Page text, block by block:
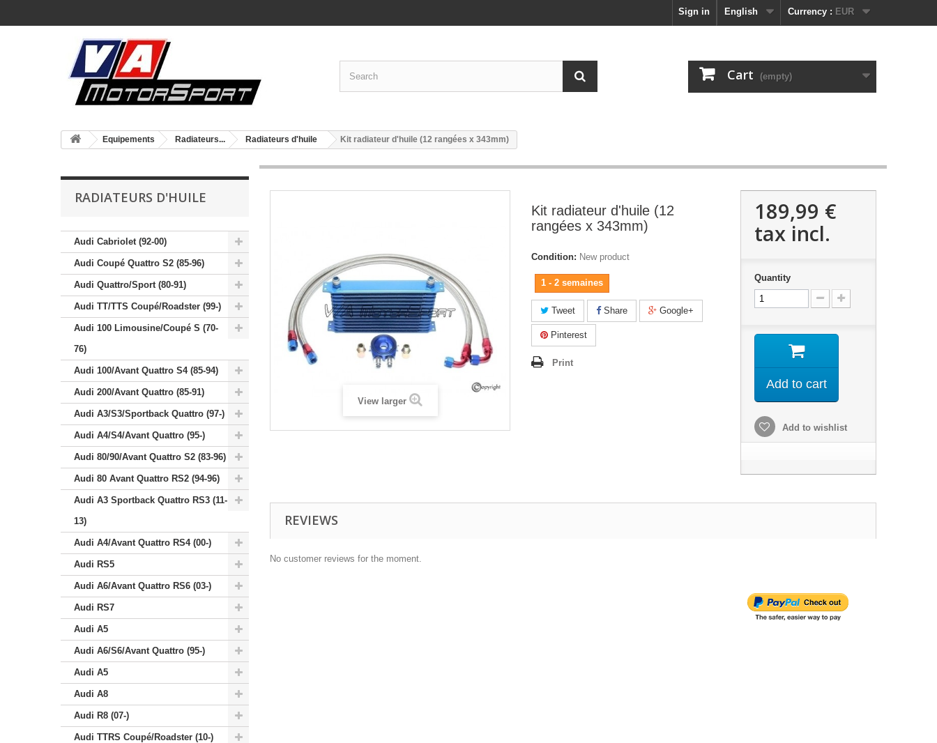
Currency : EUR
English
Sign in
Cart (empty)
Equipements Radiateurs... Radiateurs d'huile Kit radiateur d'huile (12 rangées x 343mm)
RADIATEURS D'HUILE
Audi Cabriolet (92-00)
Audi Coupé Quattro S2 (85-96)
Audi Quattro/Sport (80-91)
Audi TT/TTS Coupé/Roadster (99-)
Audi 100 Limousine/Coupé S (70-
76)
Audi 100/Avant Quattro S4 (85-94)
Audi 200/Avant Quattro (85-91)
Audi A3/S3/Sportback Quattro (97-)
Audi A4/S4/Avant Quattro (95-)
Audi 80/90/Avant Quattro S2 (83-96)
Audi 80 Avant Quattro RS2 (94-96)
Audi A3 Sportback Quattro RS3 (11-
13)
Audi A4/Avant Quattro RS4 (00-)
Audi RS5
Audi A6/Avant Quattro RS6 (03-)
Audi RS7
Audi A5
Audi A6/S6/Avant Quattro (95-)
Audi A5
Audi A8
Audi R8 (07-)
Audi TTRS Coupé/Roadster (10-)
View larger
Kit radiateur d'huile (12
rangées x 343mm)
Condition: New product
1 - 2 semaines
Tweet Share Google+
Pinterest
Print
189,99 €
tax incl.
Quantity
Add to cart
Add to wishlist
REVIEWS
No customer reviews for the moment.